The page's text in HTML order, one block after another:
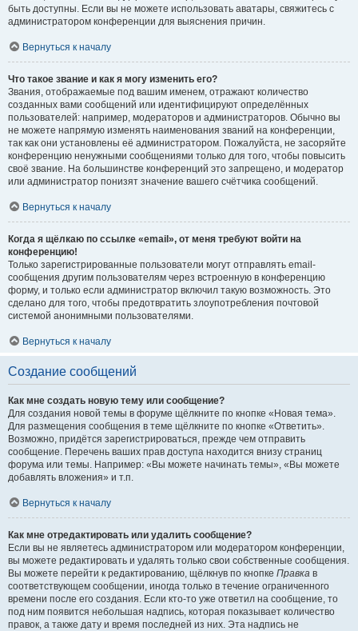
быть доступны. Если вы не можете использовать аватары, свяжитесь с
администратором конференции для выяснения причин.
Вернуться к началу
Что такое звание и как я могу изменить его?
Звания, отображаемые под вашим именем, отражают количество
созданных вами сообщений или идентифицируют определённых
пользователей: например, модераторов и администраторов. Обычно вы
не можете напрямую изменять наименования званий на конференции,
так как они установлены её администратором. Пожалуйста, не засоряйте
конференцию ненужными сообщениями только для того, чтобы повысить
своё звание. На большинстве конференций это запрещено, и модератор
или администратор понизят значение вашего счётчика сообщений.
Вернуться к началу
Когда я щёлкаю по ссылке «email», от меня требуют войти на
конференцию!
Только зарегистрированные пользователи могут отправлять email-
сообщения другим пользователям через встроенную в конференцию
форму, и только если администратор включил такую возможность. Это
сделано для того, чтобы предотвратить злоупотребления почтовой
системой анонимными пользователями.
Вернуться к началу
Создание сообщений
Как мне создать новую тему или сообщение?
Для создания новой темы в форуме щёлкните по кнопке «Новая тема».
Для размещения сообщения в теме щёлкните по кнопке «Ответить».
Возможно, придётся зарегистрироваться, прежде чем отправить
сообщение. Перечень ваших прав доступа находится внизу страниц
форума или темы. Например: «Вы можете начинать темы», «Вы можете
добавлять вложения» и т.п.
Вернуться к началу
Как мне отредактировать или удалить сообщение?
Если вы не являетесь администратором или модератором конференции,
вы можете редактировать и удалять только свои собственные сообщения.
Вы можете перейти к редактированию, щёлкнув по кнопке Правка в
соответствующем сообщении, иногда только в течение ограниченного
времени после его создания. Если кто-то уже ответил на сообщение, то
под ним появится небольшая надпись, которая показывает количество
правок, а также дату и время последней из них. Эта надпись не